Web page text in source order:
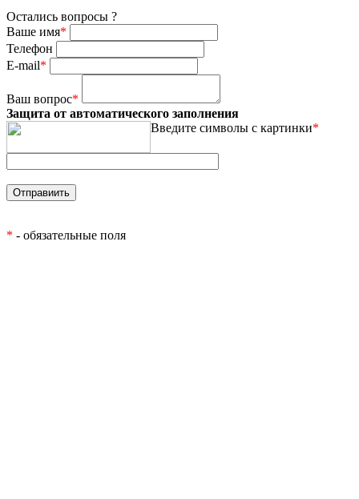
Остались вопросы ?
Ваше имя*
Телефон
E-mail*
Ваш вопрос*
Защита от автоматического заполнения
Введите символы с картинки*
* - обязательные поля